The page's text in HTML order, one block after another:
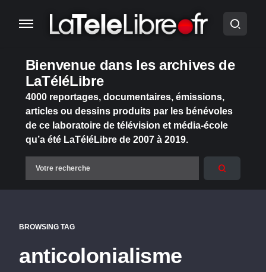
Bienvenue dans les archives de
LaTéléLibre
4000 reportages, documentaires, émissions,
articles ou dessins produits par les bénévoles
de ce laboratoire de télévision et média-école
qu’a été LaTéléLibre de 2007 à 2019.
BROWSING TAG
anticolonialisme